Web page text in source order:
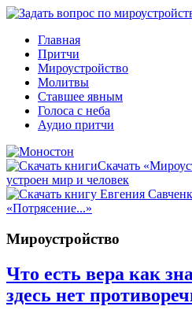
Главная
Притчи
Мироустройство
Молитвы
Ставшее явным
Голоса с неба
Аудио притчи
Скачать
устроен мир и человек
«Потрясение...»
Мироустройство
Что есть вера как
здесь нет